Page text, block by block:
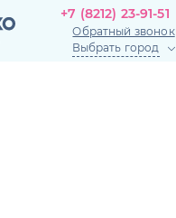
+7 (8212) 23-91-51
Обратный звонок
+7 (8212) 23-91-51
Обратный звонок
Выбрать город